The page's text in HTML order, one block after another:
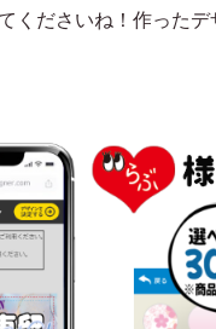
くださいね！作った